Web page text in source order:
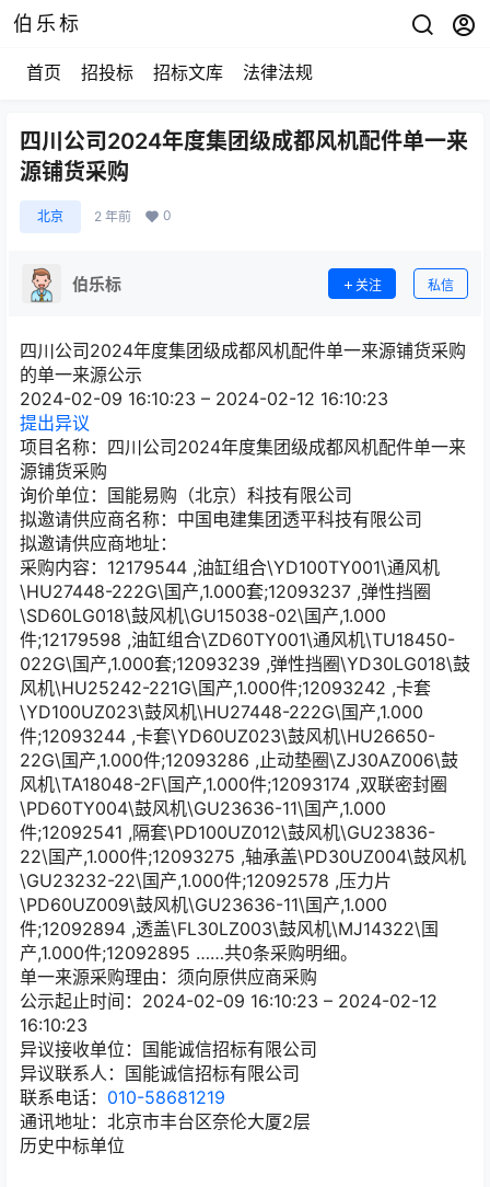
伯乐标
首页 招投标 招标文库 法律法规
四川公司2024年度集团级成都风机配件单一来
源铺货采购
北京 2 年前 0
伯乐标 关注 私信
四川公司2024年度集团级成都风机配件单一来源铺货采购
的单一来源公示
2024-02-09 16:10:23 – 2024-02-12 16:10:23
提出异议
项目名称：四川公司2024年度集团级成都风机配件单一来
源铺货采购
询价单位：国能易购（北京）科技有限公司
拟邀请供应商名称：中国电建集团透平科技有限公司
拟邀请供应商地址：
采购内容：12179544 ,油缸组合\YD100TY001\通风机
\HU27448-222G\国产,1.000套;12093237 ,弹性挡圈
\SD60LG018\鼓风机\GU15038-02\国产,1.000
件;12179598 ,油缸组合\ZD60TY001\通风机\TU18450-
022G\国产,1.000套;12093239 ,弹性挡圈\YD30LG018\鼓
风机\HU25242-221G\国产,1.000件;12093242 ,卡套
\YD100UZ023\鼓风机\HU27448-222G\国产,1.000
件;12093244 ,卡套\YD60UZ023\鼓风机\HU26650-
22G\国产,1.000件;12093286 ,止动垫圈\ZJ30AZ006\鼓
风机\TA18048-2F\国产,1.000件;12093174 ,双联密封圈
\PD60TY004\鼓风机\GU23636-11\国产,1.000
件;12092541 ,隔套\PD100UZ012\鼓风机\GU23836-
22\国产,1.000件;12093275 ,轴承盖\PD30UZ004\鼓风机
\GU23232-22\国产,1.000件;12092578 ,压力片
\PD60UZ009\鼓风机\GU23636-11\国产,1.000
件;12092894 ,透盖\FL30LZ003\鼓风机\MJ14322\国
产,1.000件;12092895 ……共0条采购明细。
单一来源采购理由：须向原供应商采购
公示起止时间：2024-02-09 16:10:23 – 2024-02-12
16:10:23
异议接收单位：国能诚信招标有限公司
异议联系人：国能诚信招标有限公司
联系电话： 010-58681219
通讯地址：北京市丰台区奈伦大厦2层
历史中标单位